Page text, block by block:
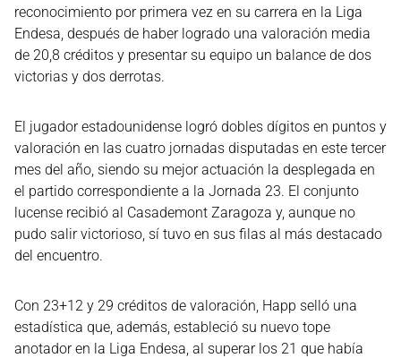
reconocimiento por primera vez en su carrera en la Liga
Endesa, después de haber logrado una valoración media
de 20,8 créditos y presentar su equipo un balance de dos
victorias y dos derrotas.
El jugador estadounidense logró dobles dígitos en puntos y
valoración en las cuatro jornadas disputadas en este tercer
mes del año, siendo su mejor actuación la desplegada en
el partido correspondiente a la Jornada 23. El conjunto
lucense recibió al Casademont Zaragoza y, aunque no
pudo salir victorioso, sí tuvo en sus filas al más destacado
del encuentro.
Con 23+12 y 29 créditos de valoración, Happ selló una
estadística que, además, estableció su nuevo tope
anotador en la Liga Endesa, al superar los 21 que había